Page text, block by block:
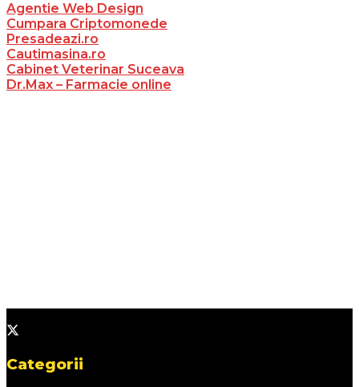
Agentie Web Design
Cumpara Criptomonede
Presadeazi.ro
Cautimasina.ro
Cabinet Veterinar Suceava
Dr.Max – Farmacie online
Categorii